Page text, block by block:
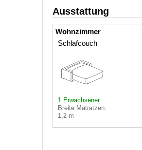
Ausstattung
Wohnzimmer
Schlafcouch
1 Erwachsener
Breite Matratzen:
1,2 m